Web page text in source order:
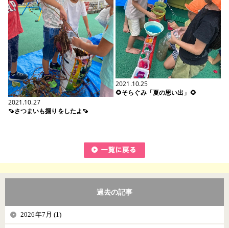
2021.10.27
🍠さつまいも掘りをしたよ🍠
2021.10.25
🌻そらぐみ「夏の思い出」🌻
過去の記事
2026年7月 (1)